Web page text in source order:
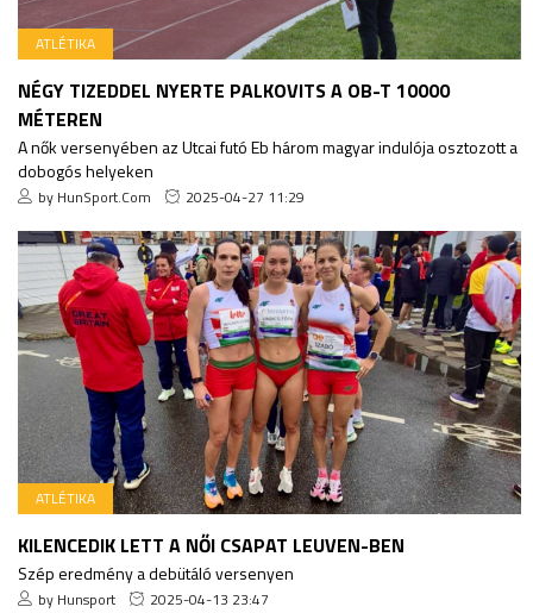
ATLÉTIKA
NÉGY TIZEDDEL NYERTE PALKOVITS A OB-T 10000
MÉTEREN
A nők versenyében az Utcai futó Eb három magyar indulója osztozott a
dobogós helyeken
by HunSport.Com 2025-04-27 11:29
ATLÉTIKA
KILENCEDIK LETT A NŐI CSAPAT LEUVEN-BEN
Szép eredmény a debütáló versenyen
by Hunsport 2025-04-13 23:47